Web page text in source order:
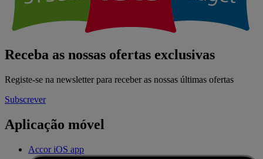
Receba as nossas ofertas exclusivas
Registe-se na newsletter para receber as nossas últimas ofertas
Subscrever
Aplicação móvel
Accor iOS app